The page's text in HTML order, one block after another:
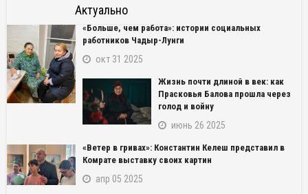
Актуально
«Больше, чем работа»: истории социальных
работников Чадыр-Лунги
окт 31 2025
Жизнь почти длиной в век: как
Прасковья Балова прошла через
голод и войну
июнь 26 2025
«Ветер в гривах»: Константин Келеш представил в
Комрате выставку своих картин
апр 05 2025